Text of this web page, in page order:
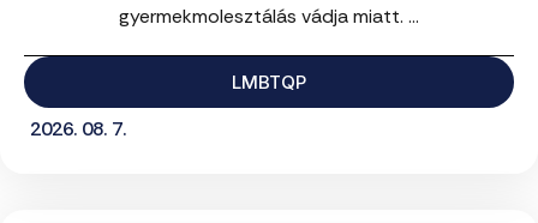
gyermekmolesztálás vádja miatt. ...
LMBTQP
2026. 08. 7.